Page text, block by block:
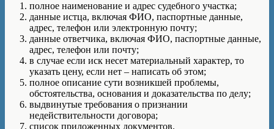
полное наименование и адрес судебного участка;
данные истца, включая ФИО, паспортные данные,
адрес, телефон или электронную почту;
данные ответчика, включая ФИО, паспортные данные,
адрес, телефон или почту;
в случае если иск несет материальный характер, то
указать цену, если нет – написать об этом;
полное описание сути возникшей проблемы,
обстоятельства, основания и доказательства по делу;
выдвинутые требования о признании
недействительности договора;
список приложенных документов.